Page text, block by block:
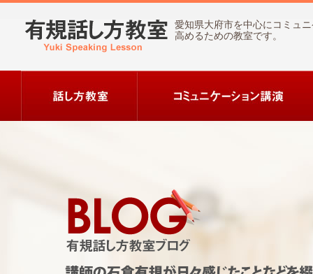
愛知県大府市を中心にコミュ
高めるための教室です。